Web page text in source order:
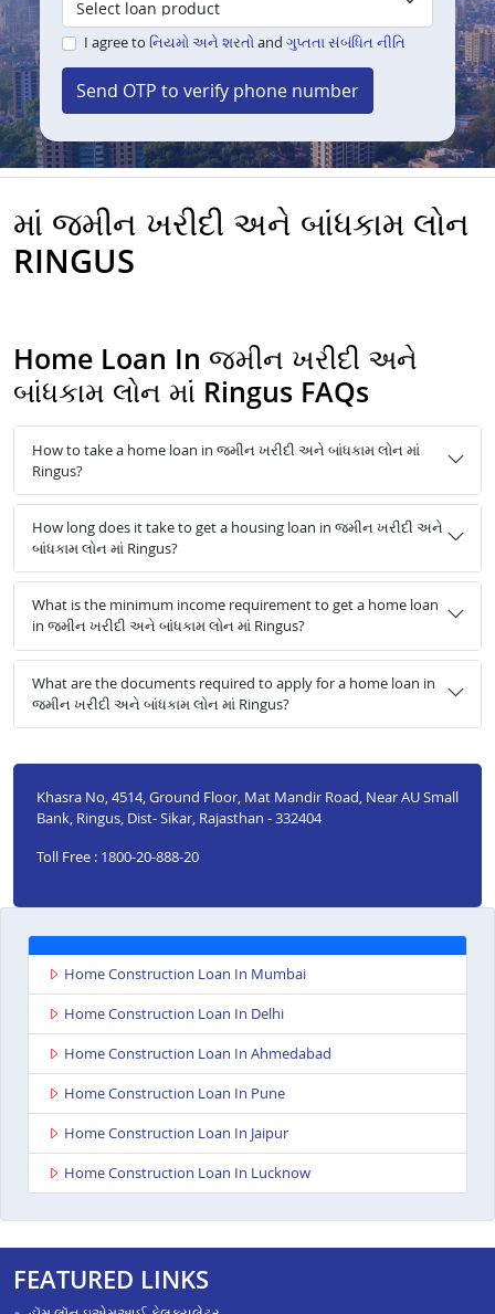
I agree to નિયમો અને શરતોand ગુપ્તતા સંબંધિત નીતિ
Send OTP to verify phone number
માં જમીન ખરીદી અને બાંધકામ લોન
RINGUS
Home Loan In જમીન ખરીદી અને
બાંધકામ લોન માં Ringus FAQs
How to take a home loan in જમીન ખરીદી અને બાંધકામ લોન માં
Ringus?
How long does it take to get a housing loan in જમીન ખરીદી અને
બાંધકામ લોન માં Ringus?
What is the minimum income requirement to get a home loan
in જમીન ખરીદી અને બાંધકામ લોન માં Ringus?
What are the documents required to apply for a home loan in
જમીન ખરીદી અને બાંધકામ લોન માં Ringus?
Khasra No, 4514, Ground Floor, Mat Mandir Road, Near AU Small
Bank, Ringus, Dist- Sikar, Rajasthan - 332404
Toll Free : 1800-20-888-20
Home Construction Loan In Mumbai
Home Construction Loan In Delhi
Home Construction Loan In Ahmedabad
Home Construction Loan In Pune
Home Construction Loan In Jaipur
Home Construction Loan In Lucknow
FEATURED LINKS